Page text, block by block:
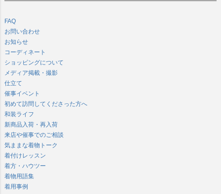
FAQ
お問い合わせ
お知らせ
コーディネート
ショッピングについて
メディア掲載・撮影
仕立て
催事イベント
初めて訪問してくださった方へ
和装ライフ
新商品入荷・再入荷
来店や催事でのご相談
気ままな着物トーク
着付けレッスン
着方・ハウツー
着物用語集
着用事例